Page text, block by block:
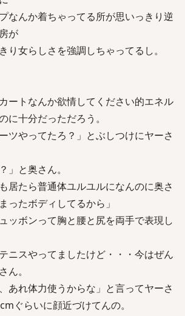
なんか着ちゃってる所が思いっきり逆
が
り女らしさを強調しちゃってるし。
ートなんか欲情してください的エネル
に十分だっただろう。
ツやってたろ？」とぶしつけにヤーさ
」と奥さん。
居たら普通体ユルユルになんのに奥さ
ったボディしてるから」
ッボンって胸と腰と尻を両手で表現し
ニスやってましたけど・・・今はぜん
ん。
あれ体力使うからな」と言ってヤーさ
ぐらいに顔近づけてんの。